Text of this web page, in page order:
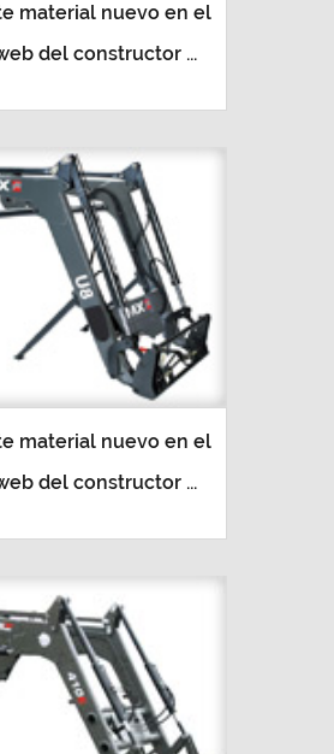
material nuevo en el
del constructor ...
material nuevo en el
del constructor ...